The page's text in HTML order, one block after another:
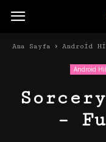
Ana Sayfa Android
Android
–